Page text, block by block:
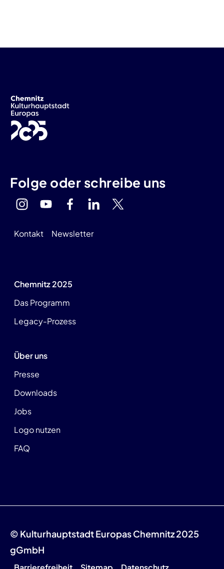
Folge oder schreibe uns
Kontakt Newsletter
Chemnitz 2025
Das Programm
Legacy-Prozess
Über uns
Presse
Downloads
Jobs
Logo nutzen
FAQ
© Kulturhauptstadt Europas Chemnitz 2025
gGmbH